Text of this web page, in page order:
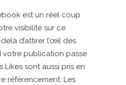
est un réel coup
visibilité sur ce
d’attirer l’œil des
votre publication passe
Likes sont aussi pris en
référencement. Les